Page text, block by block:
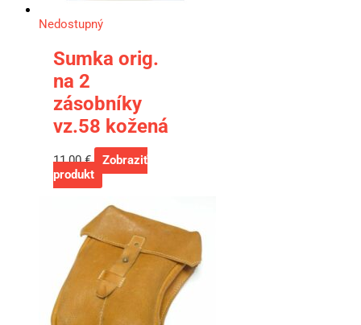
Nedostupný
Sumka orig.
na 2
zásobníky
vz.58 kožená
11,00€
Zobraziť
produkt